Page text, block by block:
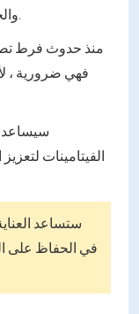
والجلوس حتى يعود البشرة إلى لونه الطبيعي.
منذ حدوث فرط
فهي ضرورية ،
سيساعد
الفيتامينات
ستساعد
في الحفاظ على